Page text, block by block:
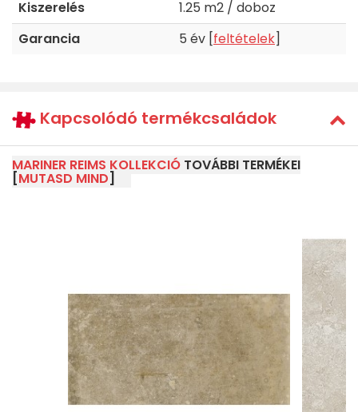
Kiszerelés
1.25 m2 / doboz
Garancia
5 év [feltételek]
Kapcsolódó termékcsaládok
MARINER REIMS KOLLEKCIÓ TOVÁBBI TERMÉKEI
[MUTASD MIND]